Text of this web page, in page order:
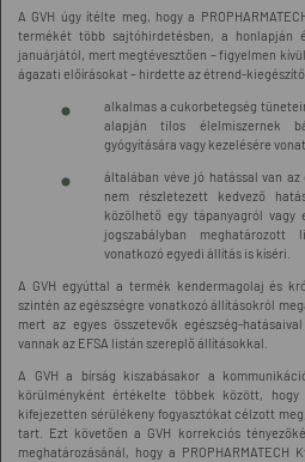
A GVH úgy ítélte meg, hogy a
termékét több sajtóhirdetésben, a honlapján
januárjától, mert megtévesztően – figyelmen
ágazati előírásokat – hirdette az étrend-
alkalmas a cukorbetegség
alapján tilos élelmiszernek
gyógyítására vagy kezelésére
általában véve jó hatással van
nem részletezett kedvező
közölhető egy tápanyagról
jogszabályban meghatározott
vonatkozó egyedi állítás is kíséri.
A GVH egyúttal a termék kendermagolaj és
szintén az egészségre vonatkozó állításokról
mert az egyes összetevők egészség-
vannak az EFSA listán szereplő állításokkal.
A GVH a bírság kiszabásakor a
körülményként értékelte többek között,
kifejezetten sérülékeny fogyasztókat célzott
tart. Ezt követően a GVH korrekciós
meghatározásánál, hogy a